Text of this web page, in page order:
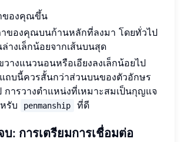
ของคุณขึ้น
าของคุณบนก้านหลักที่ลงมา โดยทั่วไป
างเล็กน้อยจากเส้นบนสุด
างแนวนอนหรือเอียงลงเล็กน้อยไป
ถบนี้ควรสั้นกว่าส่วนบนของตัวอักษร
การวางตำแหน่งที่เหมาะสมเป็นกุญแจ
รับ
penmanship ที่ดี
บ: การเตรียมการเชื่อมต่อ